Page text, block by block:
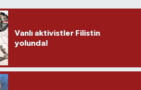
Vanlı aktivistler Filistin
yolunda!